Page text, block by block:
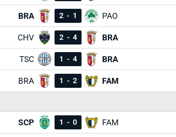
BRA 2 - 1 PAO
CHV 2 - 4 BRA
TSC 1 - 4 BRA
BRA 1 - 2 FAM
SCP 1 - 0 FAM